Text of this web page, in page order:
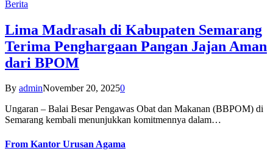
Berita
Lima Madrasah di Kabupaten Semarang
Terima Penghargaan Pangan Jajan Aman
dari BPOM
By adminNovember 20, 20250
Ungaran – Balai Besar Pengawas Obat dan Makanan (BBPOM) di
Semarang kembali menunjukkan komitmennya dalam…
From Kantor Urusan Agama